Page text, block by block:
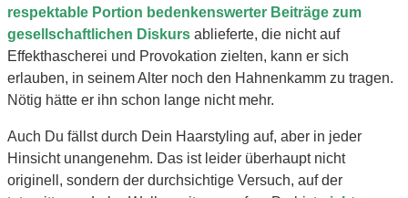
respektable Portion bedenkenswerter Beiträge zum
gesellschaftlichen Diskurs ablieferte, die nicht auf
Effekthascherei und Provokation zielten, kann er sich
erlauben, in seinem Alter noch den Hahnenkamm zu tragen.
Nötig hätte er ihn schon lange nicht mehr.
Auch Du fällst durch Dein Haarstyling auf, aber in jeder
Hinsicht unangenehm. Das ist leider überhaupt nicht
originell, sondern der durchsichtige Versuch, auf der